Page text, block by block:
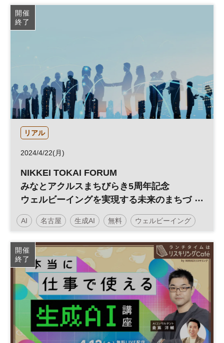
イノベーション 経営戦略 人事 グローバル
デジタル
開催
終了
リアル
2024/4/22(月)
NIKKEI TOKAI FORUM
みなとアクルスまちびらき5周年記念
ウェルビーイングを実現する未来のまちづ
くり
AI 名古屋 生成AI 無料 ウェルビーイング
地方創生
スマートシティ
開催
終了